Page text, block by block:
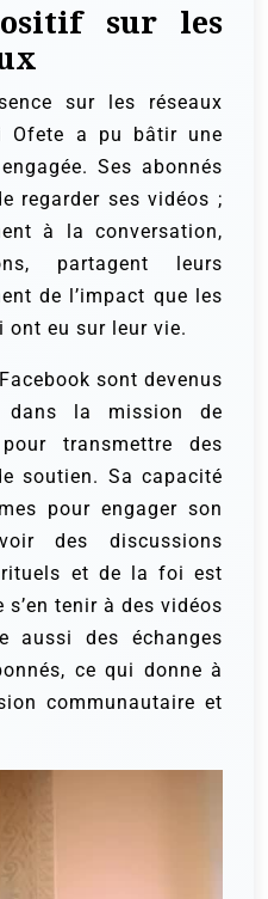
sur les
sur les réseaux
Ofete a pu bâtir une
Ses abonnés
regarder ses vidéos ;
à la conversation,
partagent leurs
de l’impact que les
ont eu sur leur vie.
sont devenus
dans la mission de
transmettre des
soutien. Sa capacité
pour engager son
des discussions
et de la foi est
tenir à des vidéos
aussi des échanges
ce qui donne à
communautaire et